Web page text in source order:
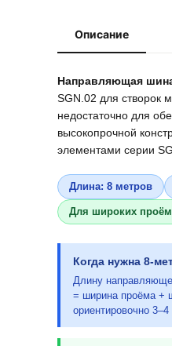
Описание
Направляющая
SGN.02 для створок
недостаточно для
высокопрочной
элементами серии
Длина: 8 метров
Для широких
Когда нужна 8-
Длину
= ширина проёма +
ориентировочно